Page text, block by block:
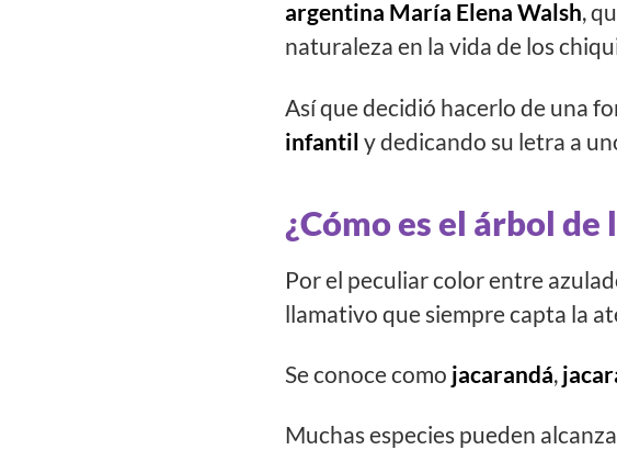
argentina María Elena Walsh,
naturaleza en la vida de los
Así que decidió hacerlo de una
infantil y dedicando su letra a
¿Cómo es el árbol de
Por el peculiar color entre
llamativo que siempre capta la
Se conoce como jacarandá,
Muchas especies pueden